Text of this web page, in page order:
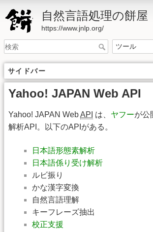
自然言語処理の餅屋
https://www.jnlp.org/
サイドバー
Yahoo! JAPAN Web API
Yahoo! JAPAN WebAPI は、 ヤフーが公
解析API。以下のAPIがある。
日本語形態素解析
日本語係り受け解析
ルビ振り
かな漢字変換
自然言語理解
キーフレーズ抽出
校正支援